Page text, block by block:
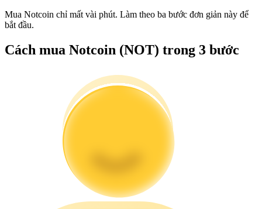
Thông tin
Hướng dẫn
Hướng dẫn giao dịch Spot
Mua Notcoin chỉ mất vài phút. Làm theo ba bước đơn giản này để
bắt đầu.
Cách mua Notcoin (NOT) trong 3 bước